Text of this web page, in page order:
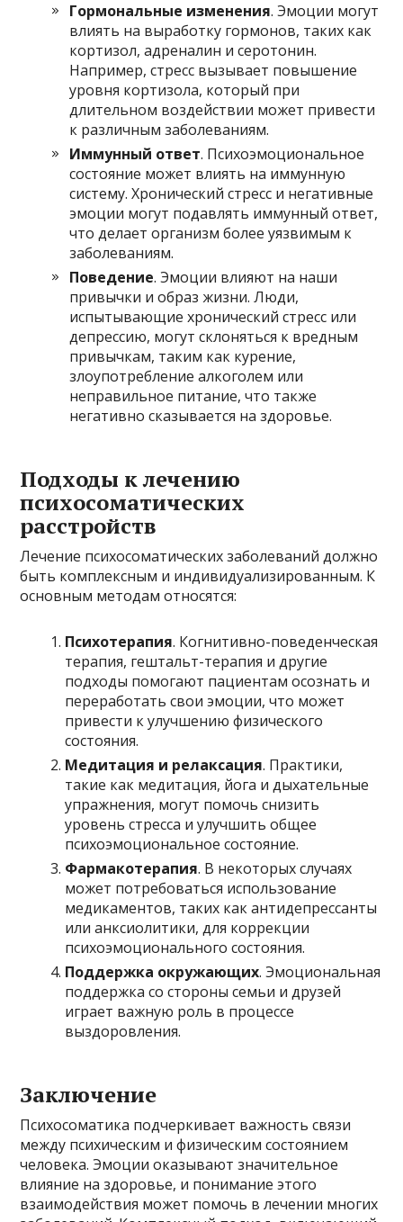
Гормональные изменения. Эмоции могут
влиять на выработку гормонов, таких как
кортизол, адреналин и серотонин.
Например, стресс вызывает повышение
уровня кортизола, который при
длительном воздействии может привести
к различным заболеваниям.
Иммунный ответ. Психоэмоциональное
состояние может влиять на иммунную
систему. Хронический стресс и негативные
эмоции могут подавлять иммунный ответ,
что делает организм более уязвимым к
заболеваниям.
Поведение. Эмоции влияют на наши
привычки и образ жизни. Люди,
испытывающие хронический стресс или
депрессию, могут склоняться к вредным
привычкам, таким как курение,
злоупотребление алкоголем или
неправильное питание, что также
негативно сказывается на здоровье.
Подходы к лечению
психосоматических
расстройств
Лечение психосоматических заболеваний должно
быть комплексным и индивидуализированным. К
основным методам относятся:
Психотерапия. Когнитивно-поведенческая
терапия, гештальт-терапия и другие
подходы помогают пациентам осознать и
переработать свои эмоции, что может
привести к улучшению физического
состояния.
Медитация и релаксация. Практики,
такие как медитация, йога и дыхательные
упражнения, могут помочь снизить
уровень стресса и улучшить общее
психоэмоциональное состояние.
Фармакотерапия. В некоторых случаях
может потребоваться использование
медикаментов, таких как антидепрессанты
или анксиолитики, для коррекции
психоэмоционального состояния.
Поддержка окружающих. Эмоциональная
поддержка со стороны семьи и друзей
играет важную роль в процессе
выздоровления.
Заключение
Психосоматика подчеркивает важность связи
между психическим и физическим состоянием
человека. Эмоции оказывают значительное
влияние на здоровье, и понимание этого
взаимодействия может помочь в лечении многих